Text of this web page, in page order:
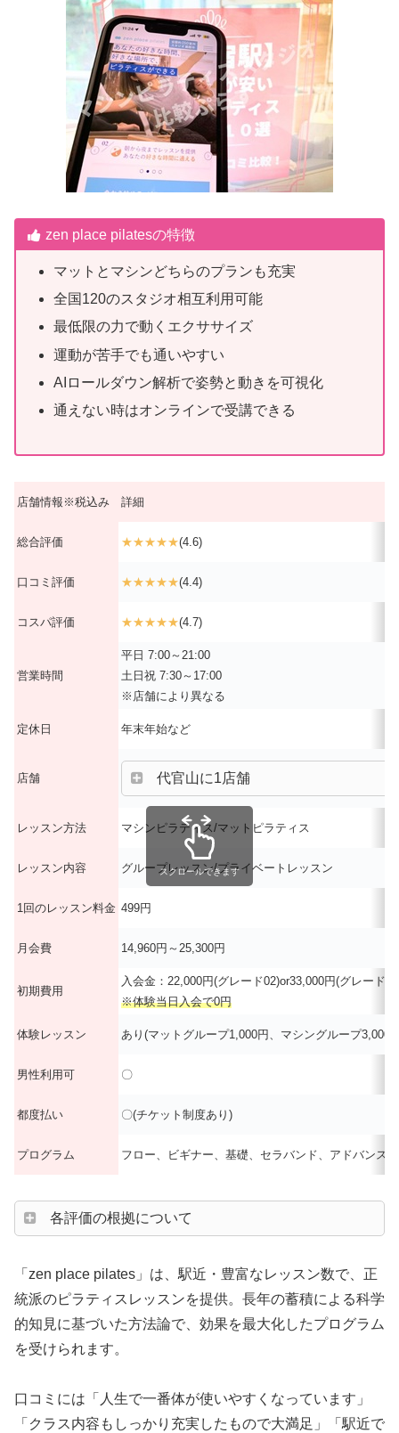
zen place pilatesの特徴
マットとマシンどちらのプランも充実
全国120のスタジオ相互利用可能
最低限の力で動くエクササイズ
運動が苦手でも通いやすい
AIロールダウン解析で姿勢と動きを可視化
通えない時はオンラインで受講できる
店舗情報※税込み 詳細
総合評価 ★★★★★(4.6)
口コミ評価 ★★★★★(4.4)
コスパ評価 ★★★★★(4.7)
営業時間
平日 7:00～21:00
土日祝 7:30～17:00
※店舗により異なる
定休日 年末年始など
店舗 代官山に1店舗
レッスン方法 マシンピラティス/マットピラティス
レッスン内容 グループレッスン/プライベートレッスン
1回のレッスン料金 499円
月会費 14,960円～25,300円
初期費用
入会金：22,000円(グレード02)or33,000円(グレード
※体験当日入会で0円
体験レッスン あり(マットグループ1,000円、マシングループ
男性利用可 〇
都度払い 〇(チケット制度あり)
プログラム フロー、ビギナー、基礎、セラバンド、アドバンス
スクロールできます
各評価の根拠について
「zen place pilates」は、駅近・豊富なレッスン数で、正
統派のピラティスレッスンを提供。長年の蓄積による科学
的知見に基づいた方法論で、効果を最大化したプログラム
を受けられます。
口コミには「人生で一番体が使いやすくなっています」
「クラス内容もしっかり充実したもので大満足」「駅近で